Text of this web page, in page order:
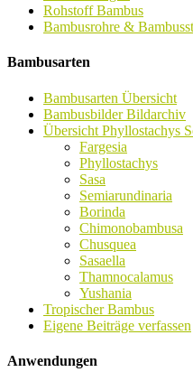
Rohstoff Bambus
Bambusrohre &
Bambusarten
Bambusarten Übersicht
Bambusbilder Bildarchiv
Übersicht Phyllostachys
Fargesia
Phyllostachys
Sasa
Semiarundinaria
Borinda
Chimonobambusa
Chusquea
Sasaella
Thamnocalamus
Yushania
Tropischer Bambus
Eigene Beiträge verfassen
Anwendungen